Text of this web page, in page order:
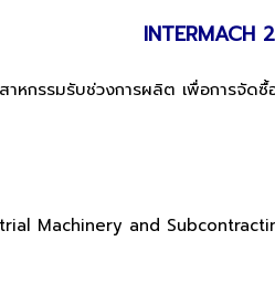
INTERMACH
กรรมรับช่วงการผลิต เพื่อการจัด
Machinery and